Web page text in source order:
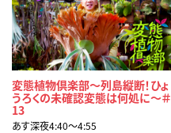
変態植物倶楽部～列島縦断！ひょ
うろくの未確認変態は何処に～＃
13
あす深夜4:40〜4:55